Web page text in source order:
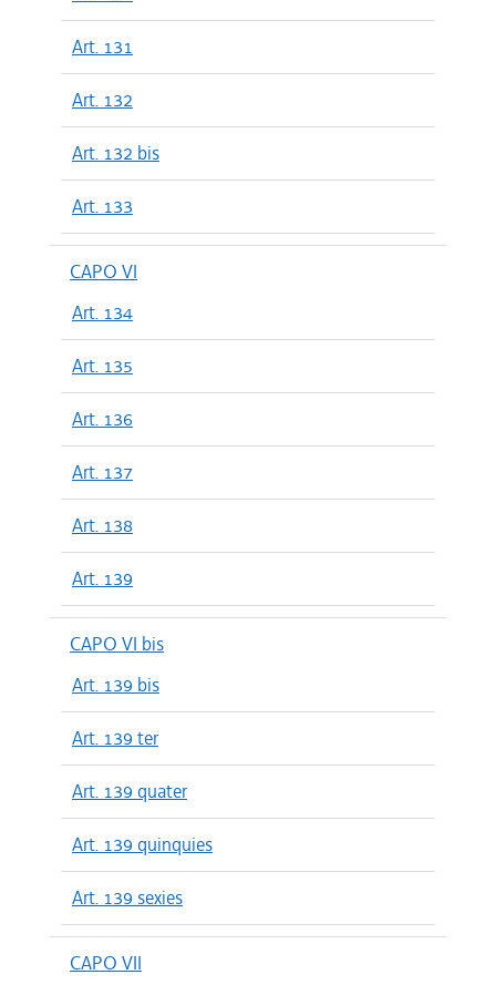
Art. 131
Art. 132
Art. 132 bis
Art. 133
CAPO VI
Art. 134
Art. 135
Art. 136
Art. 137
Art. 138
Art. 139
CAPO VI bis
Art. 139 bis
Art. 139 ter
Art. 139 quater
Art. 139 quinquies
Art. 139 sexies
CAPO VII